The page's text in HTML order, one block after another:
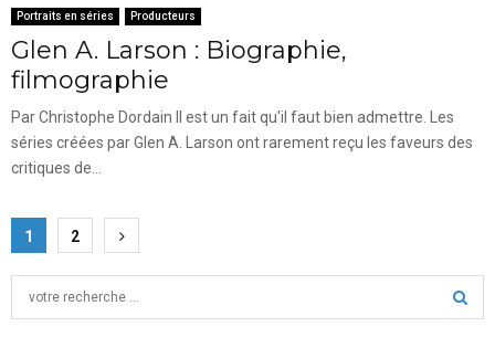
Portraits en séries Producteurs
Glen A. Larson : Biographie,
filmographie
Par Christophe Dordain Il est un fait qu'il faut bien admettre. Les
séries créées par Glen A. Larson ont rarement reçu les faveurs des
critiques de...
Pagination
des
publications
1 2